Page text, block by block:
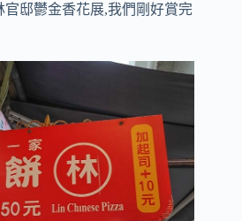
邸鬱金香花展,我們剛好賞完